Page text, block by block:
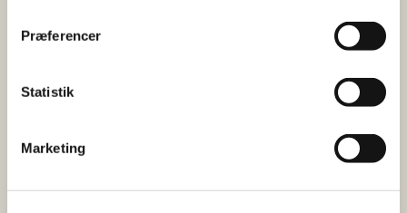
Præferencer
Statistik
Marketing
Nord- og